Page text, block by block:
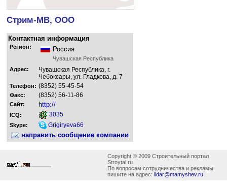
Cтрим-МВ, ООО
Контактная информация
Регион: Россия
Чувашская Республика
Адрес:
Чувашская Республика, г.
Чебоксары, ул. Гладкова, д. 7
Телефон: (8352) 55-45-54
Факс: (8352) 56-11-86
Сайт: http://
ICQ: 3035
Skype: Grigiryeva66
направить сообщение компании
Copyright © 2009 Строительный портал
Stroytal.ru
По вопросам сотрудничества и рекламы
пишите на адрес: ildar@mamyshev.ru